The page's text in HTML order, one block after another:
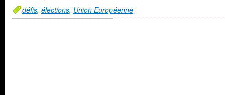
défis, élections, Union Européenne